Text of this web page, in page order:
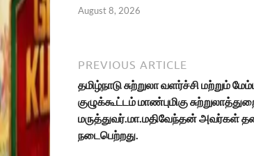
August 8, 2026
PREVIOUS ARTICLE
தமிழ்நாடு சுற்றுலா வளர்ச்சி மற்றும்
குழுக்கூட்டம் மாண்புமிகு
மருத்துவர்.மா.மதிவேந்தன் அவர்கள்
நடைபெற்றது.